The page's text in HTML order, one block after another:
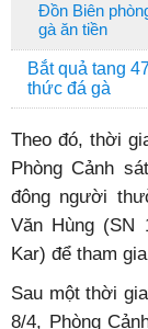
Đồn Biên
gà ăn tiền
Bắt quả tang
thức đá gà
Theo đó, thời
Phòng Cảnh
đông người
Văn Hùng (SN
Kar) để tham
Sau một thời
8/4, Phòng